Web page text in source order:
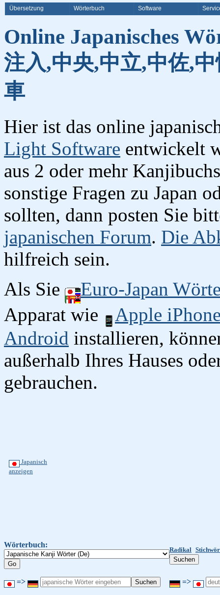
Übersetzung Wörterbuch Software
Online Japanisches
注入,中央,中立,中佐,
車
Hier ist das online
Light Software entwickelt
aus 2 oder mehr
sonstige Fragen zu Japan
sollten, dann posten Sie
japanischen Forum. Die
hilfreich sein.
Als Sie
Euro-Japan
Apparat wie
Apple
Android installieren,
außerhalb Ihres Hauses
gebrauchen.
Japanisch
anzeigen
Wörterbuch:
Radikal
=> =>